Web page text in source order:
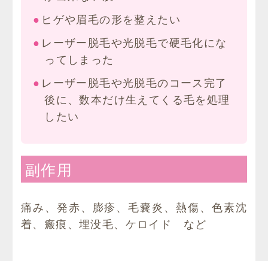
ヒゲや眉毛の形を整えたい
レーザー脱毛や光脱毛で硬毛化にな
ってしまった
レーザー脱毛や光脱毛のコース完了
後に、数本だけ生えてくる毛を処理
したい
副作用
痛み、発赤、膨疹、毛嚢炎、熱傷、色素沈
着、瘢痕、埋没毛、ケロイド など